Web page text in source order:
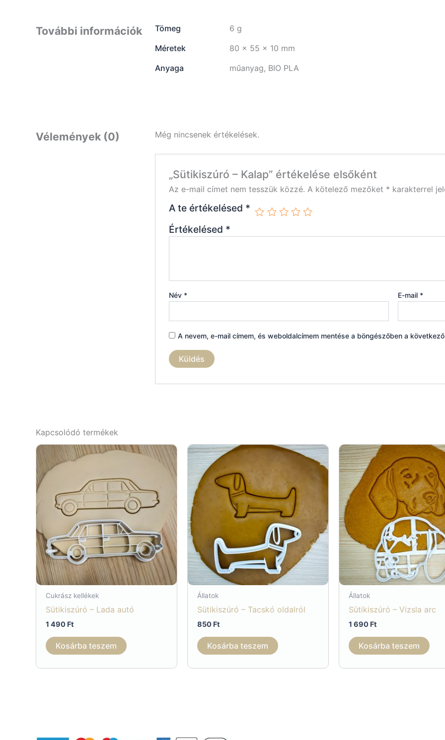
További információk Tömeg
6 g
Méretek
80 × 55 × 10 mm
Anyaga
műanyag, BIO PLA
Vélemények (0) Még nincsenek értékelések.
„Sütikiszúró – Kalap” értékelése elsőként
Az e-mail címet nem tesszük közzé. A kötelező mezőket * karakterrel
A te értékelésed *
Értékelésed *
Név * E-mail *
A nevem, e-mail címem, és weboldalcímem mentése a böngészőben a
Kapcsolódó termékek
Cukrász kellékek
Sütikiszúró – Lada autó
1 490 Ft
Kosárba teszem
Állatok
Sütikiszúró – Tacskó oldalról
850 Ft
Kosárba teszem
Állatok
Sütikiszúró – Vizsla arc
1 690 Ft
Kosárba teszem